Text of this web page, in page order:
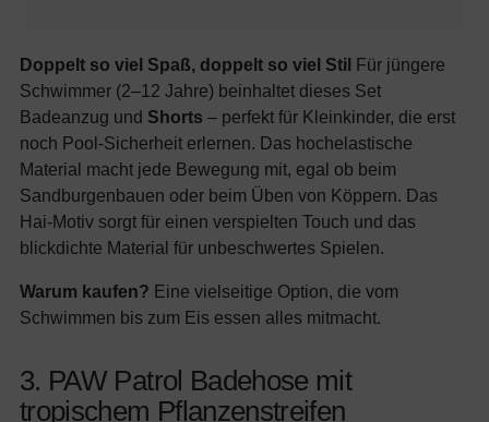
Doppelt so viel Spaß, doppelt so viel Stil
Für jüngere
Schwimmer (2–12 Jahre) beinhaltet dieses Set
Badeanzug und Shorts – perfekt für Kleinkinder, die erst
noch Pool-Sicherheit erlernen. Das hochelastische
Material macht jede Bewegung mit, egal ob beim
Sandburgenbauen oder beim Üben von Köppern. Das
Hai-Motiv sorgt für einen verspielten Touch und das
blickdichte Material für unbeschwertes Spielen.
Warum kaufen? Eine vielseitige Option, die vom
Schwimmen bis zum Eis essen alles mitmacht.
3. PAW Patrol Badehose mit
tropischem Pflanzenstreifen